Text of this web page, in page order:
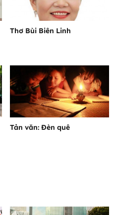
Thơ Bùi Biên Linh
Tản văn: Đèn quê